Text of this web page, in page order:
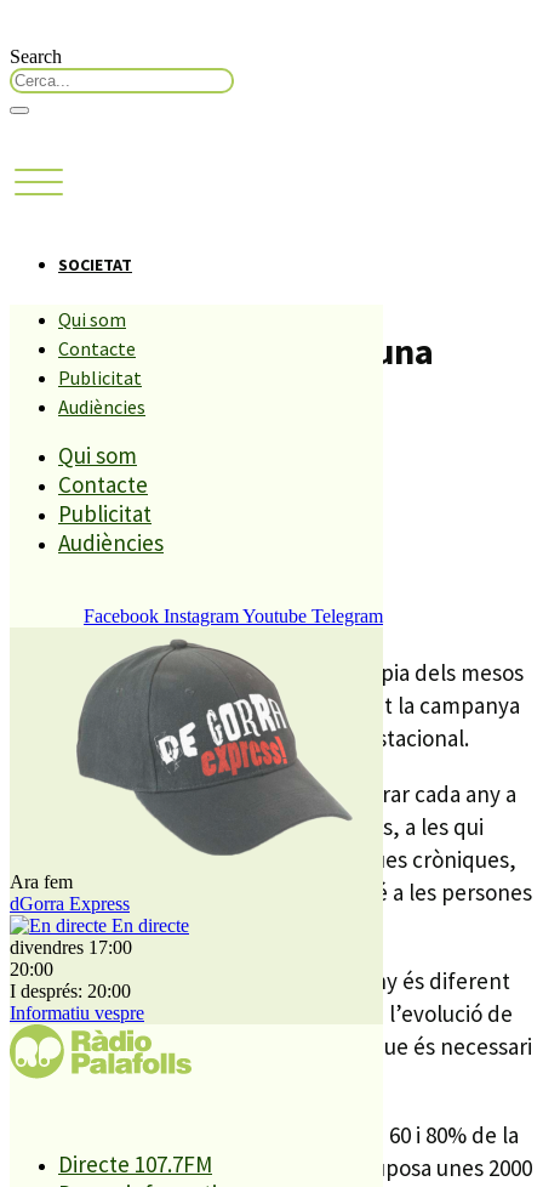
Search
Qui som
Contacte
Publicitat
Audiències
Qui som
Contacte
Publicitat
Audiències
Facebook InstagramYoutube Telegram
Ara fem
dGorra Express
En directe
divendres 17:00
20:00
I després: 20:00
Informatiu vespre
Directe 107.7FM
SOCIETAT
Des de dilluns ja es vacuna
contra la grip a PLF
Compartiu aquesta història
REDACCIÓ
Tot i que la temperatura es manté pròpia dels mesos
d’estiu , aquesta setmana ha començat la campanya
de vacunació per prevenir de la grip estacional.
Aquesta vacuna es recomana administrar cada any a
les persones que tenen més de 60 anys, a les qui
pateixi malalties pulmonars o cardíaques cròniques,
els diabètics, i des d’aquest any també a les persones
obeses.
La vacuna de la grip estacional cada any és diferent
depenent del que s’ha observat sobre l’evolució de
la grip en d’altres parts del món, pel que és necessari
vacunar-se en cada exercici.
Les previsions a PLF parlen d’entre un 60 i 80% de la
població en risc vacunada, cosa que suposa unes 2000